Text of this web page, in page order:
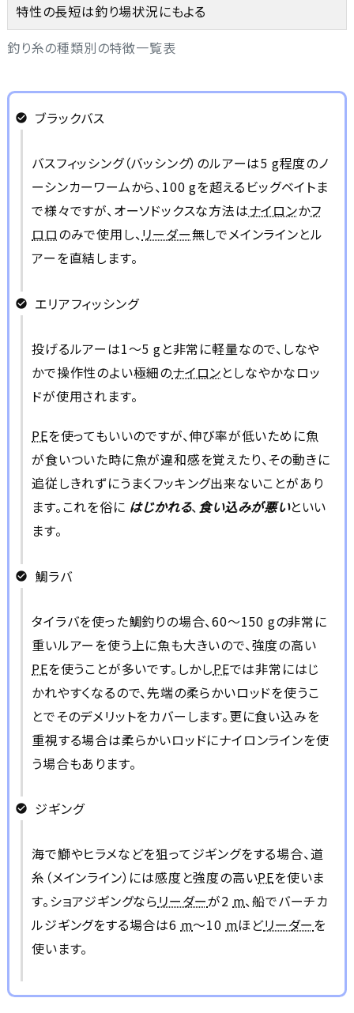
釣り糸の種類別の特徴一覧表
特性の長短は釣り場状況にもよる
ブラックバス
バスフィッシング（バッシング）のルアーは5 g程度のノ
ーシンカーワームから、100gを超えるビッグベイトま
で様々ですが、オーソドックスな方法はナイロンかフ
ロロのみで使用し、リーダー無しでメインラインとル
アーを直結します。
エリアフィッシング
投げるルアーは1～5 gと非常に軽量なので、しなや
かで操作性のよい極細のナイロンとしなやかなロッ
ドが使用されます。
PEを使ってもいいのですが、伸び率が低いために魚
が食いついた時に魚が違和感を覚えたり、その動きに
追従しきれずにうまくフッキング出来ないことがあり
ます。これを俗に はじかれる、食い込みが悪いといい
ます。
鯛ラバ
タイラバを使った鯛釣りの場合、60～150 gの非常に
重いルアーを使う上に魚も大きいので、強度の高い
PEを使うことが多いです。しかしPEでは非常にはじ
かれやすくなるので、先端の柔らかいロッドを使うこ
とでそのデメリットをカバーします。更に食い込みを
重視する場合は柔らかいロッドにナイロンラインを使
う場合もあります。
ジギング
海で鰤やヒラメなどを狙ってジギングをする場合、道
糸（メインライン）には感度と強度の高いPEを使いま
す。ショアジギングならリーダーが2 m、船でバーチカ
ルジギングをする場合は6 m～10 mほどリーダーを
使います。